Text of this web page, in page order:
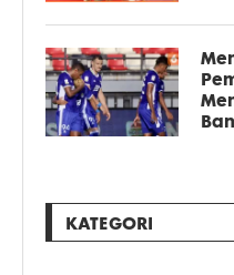
KATEGORI